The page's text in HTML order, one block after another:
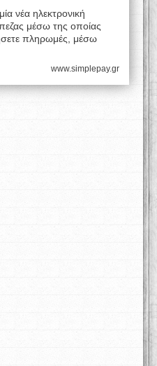
νέα ηλεκτρονική
μέσω της οποίας
πληρωμές, μέσω
www.simplepay.gr